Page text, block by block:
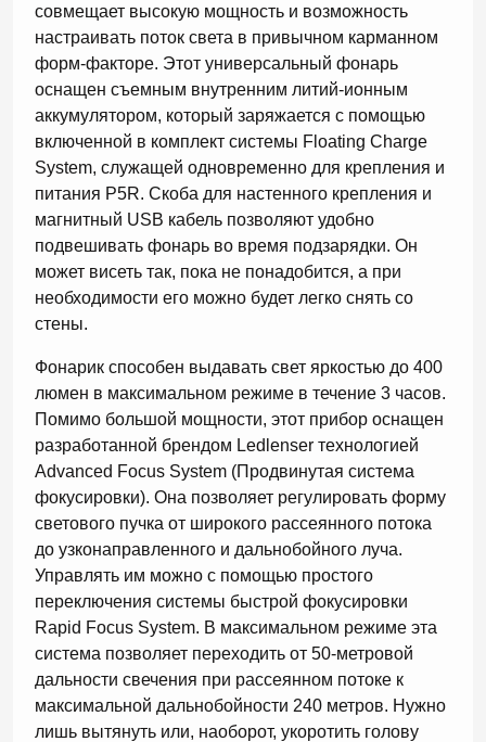
совмещает высокую мощность и возможность
настраивать поток света в привычном карманном
форм-факторе. Этот универсальный фонарь
оснащен съемным внутренним литий-ионным
аккумулятором, который заряжается с помощью
включенной в комплект системы Floating Charge
System, служащей одновременно для крепления и
питания P5R. Скоба для настенного крепления и
магнитный USB кабель позволяют удобно
подвешивать фонарь во время подзарядки. Он
может висеть так, пока не понадобится, а при
необходимости его можно будет легко снять со
стены.
Фонарик способен выдавать свет яркостью до 400
люмен в максимальном режиме в течение 3 часов.
Помимо большой мощности, этот прибор оснащен
разработанной брендом Ledlenser технологией
Advanced Focus System (Продвинутая система
фокусировки). Она позволяет регулировать форму
светового пучка от широкого рассеянного потока
до узконаправленного и дальнобойного луча.
Управлять им можно с помощью простого
переключения системы быстрой фокусировки
Rapid Focus System. В максимальном режиме эта
система позволяет переходить от 50-метровой
дальности свечения при рассеянном потоке к
максимальной дальнобойности 240 метров. Нужно
лишь вытянуть или, наоборот, укоротить голову